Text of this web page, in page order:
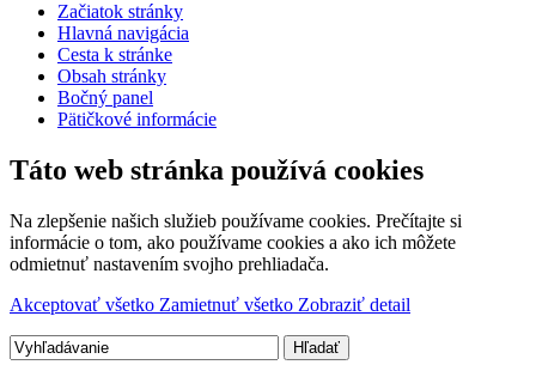
Začiatok stránky
Hlavná navigácia
Cesta k stránke
Obsah stránky
Bočný panel
Pätičkové informácie
Táto web stránka používá cookies
Na zlepšenie našich služieb používame cookies. Prečítajte si
informácie o tom, ako používame cookies a ako ich môžete
odmietnuť nastavením svojho prehliadača.
Akceptovať všetko Zamietnuť všetko Zobraziť detail